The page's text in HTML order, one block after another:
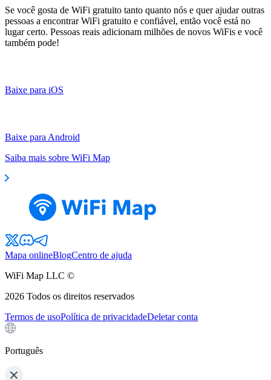
Se você gosta de WiFi gratuito tanto quanto nós e quer ajudar outras
pessoas a encontrar WiFi gratuito e confiável, então você está no
lugar certo. Pessoas reais adicionam milhões de novos WiFis e você
também pode!
Baixe para iOS
Baixe para Android
Saiba mais sobre WiFi Map
Mapa onlineBlogCentro de ajuda
WiFi Map LLC ©
2026 Todos os direitos reservados
Termos de usoPolítica de privacidadeDeletar conta
Português